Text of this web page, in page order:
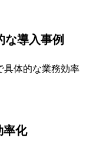
な導入事例
具体的な業務効率
率化